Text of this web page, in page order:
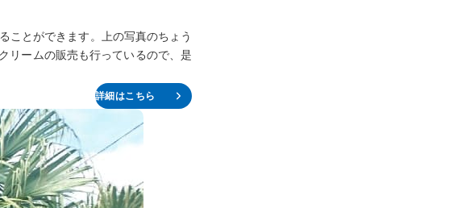
ことができます。上の写真のちょう
リームの販売も行っているので、是
詳細はこちら